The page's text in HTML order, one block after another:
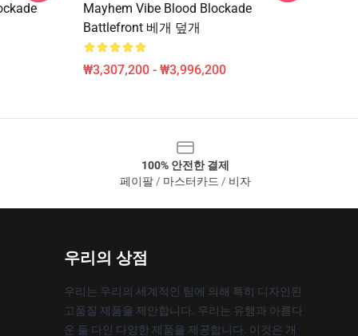
Mayhem Vibe Blood Blockade
Battlefront 베개 덮개
₩3,307,200 - ₩3,996,200
100% 안전한 결제
페이팔 / 마스터카드 / 비자
우리의 상점
우리는 우리의 세계적인 팀에 의해 특히 디자인된
고품질 제품을 제안합니다. 우리는 유행과 아름다
운 둘 다인 다양한 제품을 제공합니다. 이것은 개